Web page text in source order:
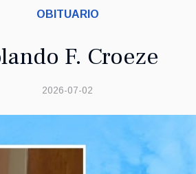
OBITUARIO
F. Croeze
2026-07-02